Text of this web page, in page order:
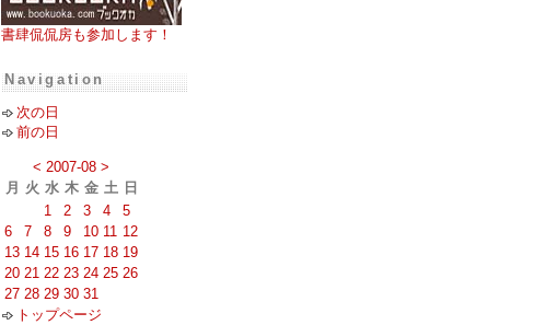
書肆侃侃房も参加します！
Navigation
次の日
前の日
< 2007-08 >
月
火 水 木 金 土 日
1
2 3 4
5
6
7 8 9 10 11 12
13 14 15 16 17 18 19
20 21 22 23 24 25 26
27 28 29 30 31
トップページ